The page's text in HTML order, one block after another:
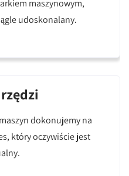
maszynowym,
udoskonalany.
dokonujemy na
który oczywiście jest